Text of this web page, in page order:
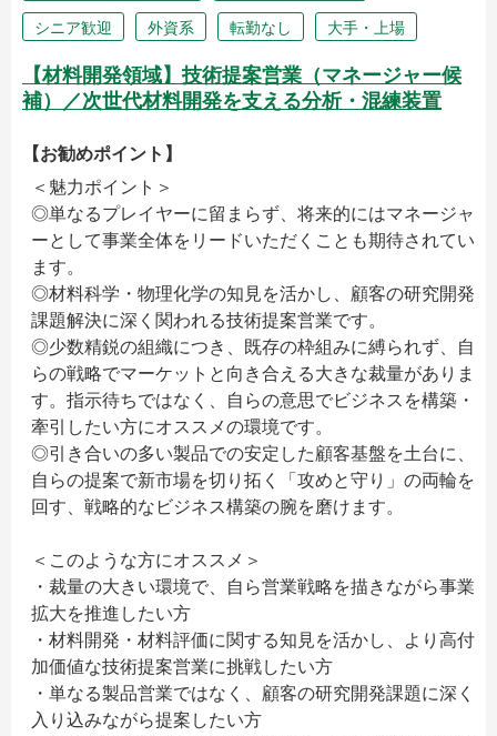
シニア歓迎 外資系 転勤なし 大手・上場
【材料開発領域】技術提案営業（マネージャー候
補）／次世代材料開発を支える分析・混練装置
【お勧めポイント】
＜魅力ポイント＞
◎単なるプレイヤーに留まらず、将来的にはマネージャ
ーとして事業全体をリードいただくことも期待されてい
ます。
◎材料科学・物理化学の知見を活かし、顧客の研究開発
課題解決に深く関われる技術提案営業です。
◎少数精鋭の組織につき、既存の枠組みに縛られず、自
らの戦略でマーケットと向き合える大きな裁量がありま
す。指示待ちではなく、自らの意思でビジネスを構築・
牽引したい方にオススメの環境です。
◎引き合いの多い製品での安定した顧客基盤を土台に、
自らの提案で新市場を切り拓く「攻めと守り」の両輪を
回す、戦略的なビジネス構築の腕を磨けます。
＜このような方にオススメ＞
・裁量の大きい環境で、自ら営業戦略を描きながら事業
拡大を推進したい方
・材料開発・材料評価に関する知見を活かし、より高付
加価値な技術提案営業に挑戦したい方
・単なる製品営業ではなく、顧客の研究開発課題に深く
入り込みながら提案したい方